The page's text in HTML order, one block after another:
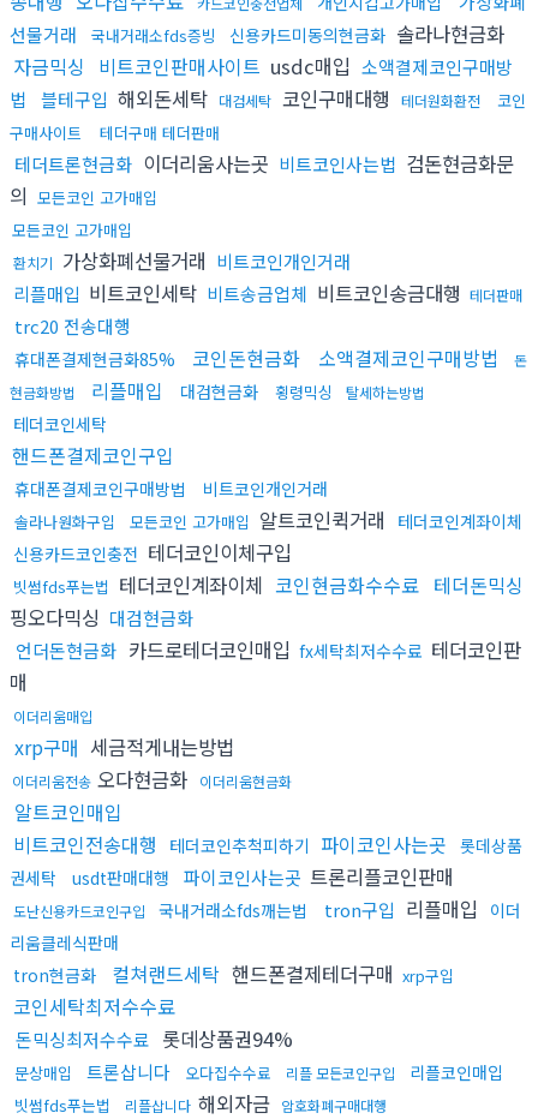
선물거래
국내거래소fds증빙 신용카드미동의현금화 솔라나현금화
자금믹싱 비트코인판매사이트 usdc매입 소액결제코인구매방
법
블테구입 해외돈세탁 대검세탁 코인구매대행 테더원화환전
코인
구매사이트
테더구매 테더판매
테더트론현금화 이더리움사는곳 비트코인사는법 검돈현금화문
의 모든코인 고가매입
모든코인 고가매입
환치기 가상화폐선물거래 비트코인개인거래
리플매입 비트코인세탁 비트송금업체 비트코인송금대행 테더판매
trc20 전송대행
휴대폰결제현금화85% 코인돈현금화 소액결제코인구매방법
돈
현금화방법
리플매입 대검현금화 횡령믹싱 탈세하는방법
테더코인세탁
핸드폰결제코인구입
휴대폰결제코인구매방법 비트코인개인거래
솔라나원화구입 모든코인 고가매입 알트코인퀵거래
테더코인계좌이체
신용카드코인충전 테더코인이체구입
빗썸fds푸는법 테더코인계좌이체 코인현금화수수료 테더돈믹싱
핑오다믹싱 대검현금화
언더돈현금화 카드로테더코인매입 fx세탁최저수수료 테더코인판
매
이더리움매입
xrp구매 세금적게내는방법
이더리움전송 오다현금화 이더리움현금화
알트코인매입
비트코인전송대행
테더코인추척피하기 파이코인사는곳 롯데상품
권세탁
usdt판매대행 파이코인사는곳 트론리플코인판매
도난신용카드코인구입 국내거래소fds깨는법 tron구입 리플매입
이더
리움클레식판매
tron현금화
컬쳐랜드세탁 핸드폰결제테더구매 xrp구입
코인세탁최저수수료
돈믹싱최저수수료 롯데상품권94%
문상매입 트론삽니다 오다집수수료 리플 모든코인구입 리플코인매입
빗썸fds푸는법 리플삽니다 해외자금 암호화폐구매대행